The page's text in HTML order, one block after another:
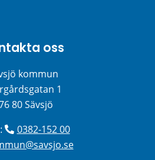
oss
kommun
1
80 Sävsjö
0382-152 00